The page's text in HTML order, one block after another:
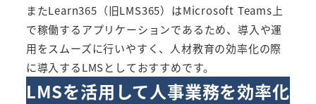
またLearn365（旧LMS365） はMicrosoft Teams上
で稼働するアプリケーションであるため、導入や運
用をスムーズに行いやすく、人材教育の効率化の際
に導入するLMSとしておすすめです。
LMSを活用して人事業務を効率化